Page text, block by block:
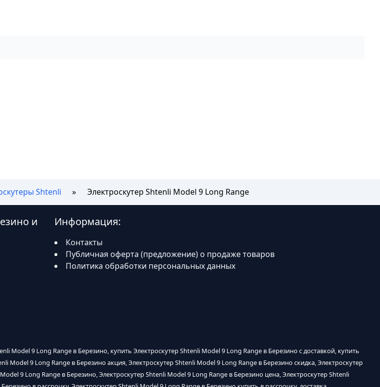
Shtenli Электроскутер Shtenli Model 9 Long Range
и
Информация:
Контакты
Публичная оферта (предложение) о продаже товаров
Политика обработки персональных данных
Model 9 Long Range в Березино, купить Электроскутер Shtenli Model 9 Long Range в Березино с доставкой, купить
Model 9 Long Range в Березино акция, Электроскутер Shtenli Model 9 Long Range в Березино скидка, Электроскутер
9 Long Range в Березино, Электроскутер Shtenli Model 9 Long Range в Березино цена, Электроскутер Shtenli